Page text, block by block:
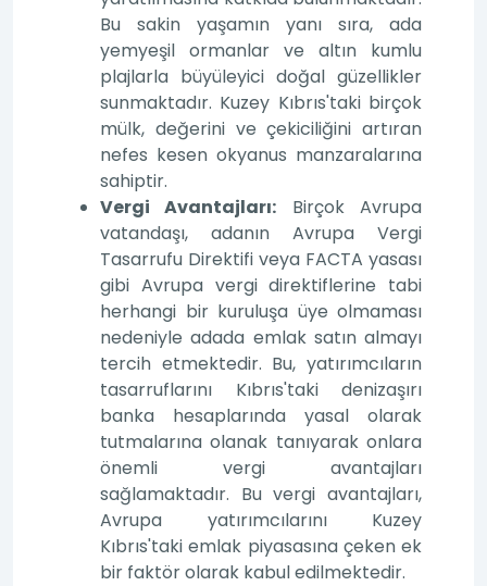
Bu sakin yaşamın yanı sıra, ada
yemyeşil ormanlar ve altın kumlu
plajlarla büyüleyici doğal güzellikler
sunmaktadır. Kuzey Kıbrıs'taki birçok
mülk, değerini ve çekiciliğini artıran
nefes kesen okyanus manzaralarına
sahiptir.
Vergi Avantajları: Birçok Avrupa
vatandaşı, adanın Avrupa Vergi
Tasarrufu Direktifi veya FACTA yasası
gibi Avrupa vergi direktiflerine tabi
herhangi bir kuruluşa üye olmaması
nedeniyle adada emlak satın almayı
tercih etmektedir. Bu, yatırımcıların
tasarruflarını Kıbrıs'taki denizaşırı
banka hesaplarında yasal olarak
tutmalarına olanak tanıyarak onlara
önemli vergi avantajları
sağlamaktadır. Bu vergi avantajları,
Avrupa yatırımcılarını Kuzey
Kıbrıs'taki emlak piyasasına çeken ek
bir faktör olarak kabul edilmektedir.